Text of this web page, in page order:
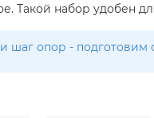
Такой набор удобен
шаг опор - подготовим